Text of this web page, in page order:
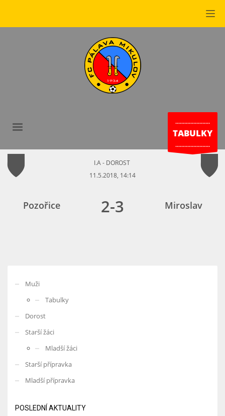
.......................
TABULKY
.......................
I.A - DOROST
11.5.2018, 14:14
Pozořice 2-3 Miroslav
Muži
Tabulky
Dorost
Starší žáci
Mladší žáci
Starší přípravka
Mladší přípravka
POSLEDNÍ AKTUALITY